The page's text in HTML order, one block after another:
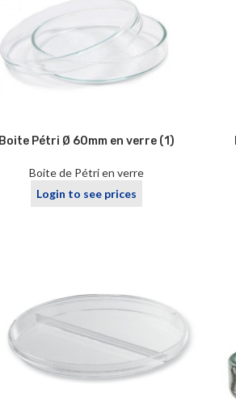
Boite Pétri Ø 60mm en verre (1)
Boite de Pétri en verre
Login to see prices